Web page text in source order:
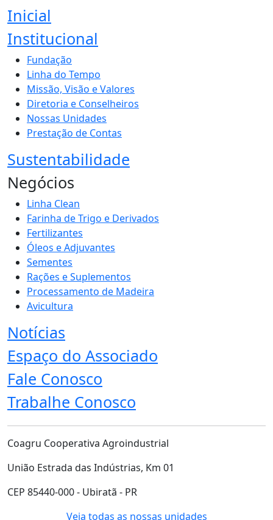
Inicial
Institucional
Fundação
Linha do Tempo
Missão, Visão e Valores
Diretoria e Conselheiros
Nossas Unidades
Prestação de Contas
Sustentabilidade
Negócios
Linha Clean
Farinha de Trigo e Derivados
Fertilizantes
Óleos e Adjuvantes
Sementes
Rações e Suplementos
Processamento de Madeira
Avicultura
Notícias
Espaço do Associado
Fale Conosco
Trabalhe Conosco
Coagru Cooperativa Agroindustrial
União Estrada das Indústrias, Km 01
CEP 85440-000 - Ubiratã - PR
Veja todas as nossas unidades